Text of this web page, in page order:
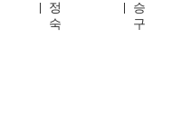
정
숙
승
구